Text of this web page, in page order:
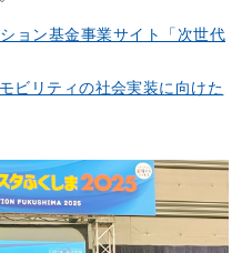
ョン基金事業サイト「次世代
ビリティの社会実装に向けた